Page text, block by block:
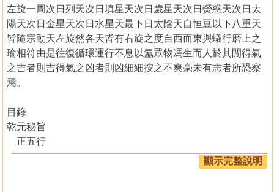
左旋一周次日列天次日填星天次日歲星天次日熒惑天次日太
陽天次日金星天次日水星天最下日太陰天自恒豆以下八重天
皆隨宗動天左旋然各天皆有右旋之度自西而東與蟻行磨上之
瑜相符由是往復循環運行不息以氳眾物馮生而人於其閒得氣
之吉者則吉得氣之凶者則凶細細按之不爽毫未有志者所恐察
焉。
目錄
乾元秘旨
正五行
變五行
顯示完整說明